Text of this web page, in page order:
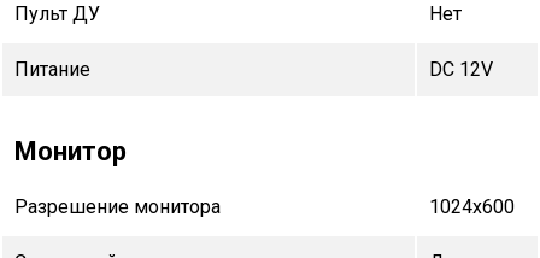
Пульт ДУ Нет
Питание DC 12V
Монитор
Разрешение монитора 1024х600